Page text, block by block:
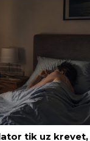
tik uz krevet,